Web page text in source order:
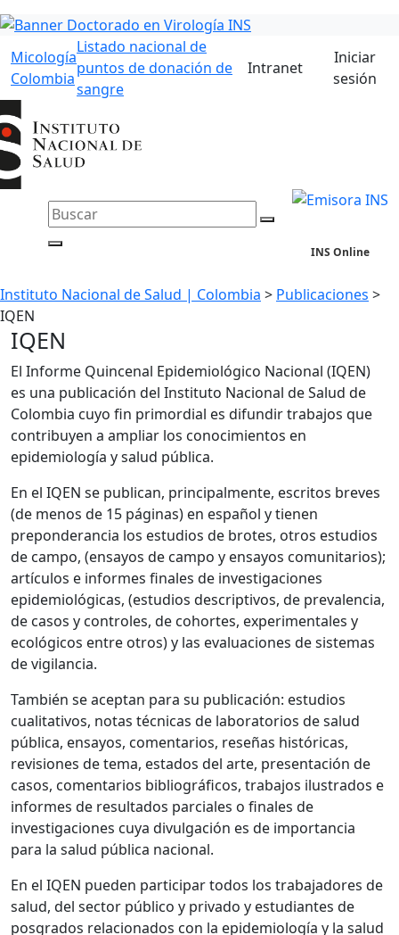
Micología
Colombia
Listado nacional de
puntos de donación de
sangre
Intranet
Iniciar
sesión
INS Online
Instituto Nacional de Salud | Colombia > Publicaciones >
IQEN
IQEN​
El Informe Quincenal Epidemiológico Nacional (IQEN)
es una publicación del Instituto Nacional de Salud de
Colombia cuyo fin primordial es difundir trabajos que
contribuyen a ampliar los conocimientos en
epidemiología y salud pública.
En el IQEN se publican, principalmente, escritos breves
(de menos de 15 páginas) en español y tienen
preponderancia los estudios de brotes, otros estudios
de campo, (ensayos de campo y ensayos comunitarios);
artículos e informes finales de investigaciones
epidemiológicas, (estudios descriptivos, de prevalencia,
de casos y controles, de cohortes, experimentales y
ecológicos entre otros) y las evaluaciones de sistemas
de vigilancia.
También se aceptan para su publicación: estudios
cualitativos, notas técnicas de laboratorios de salud
pública, ensayos, comentarios, reseñas históricas,
revisiones de tema, estados del arte, presentación de
casos, comentarios bibliográficos, trabajos ilustrados e
informes de resultados parciales o finales de
investigaciones cuya divulgación es de importancia
para la salud pública nacional.
En el IQEN pueden participar todos los trabajadores de
salud, del sector público y privado y estudiantes de
posgrados relacionados con la epidemiología y la salud